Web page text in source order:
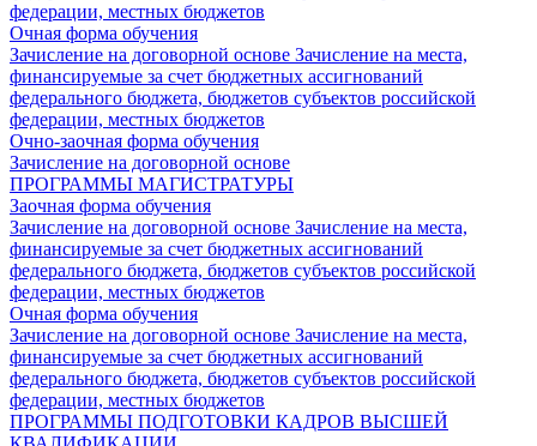
федерации, местных бюджетов
Очная форма обучения
Зачисление на договорной основе Зачисление на места,
финансируемые за счет бюджетных ассигнований
федерального бюджета, бюджетов субъектов российской
федерации, местных бюджетов
Очно-заочная форма обучения
Зачисление на договорной основе
ПРОГРАММЫ МАГИСТРАТУРЫ
Заочная форма обучения
Зачисление на договорной основе Зачисление на места,
финансируемые за счет бюджетных ассигнований
федерального бюджета, бюджетов субъектов российской
федерации, местных бюджетов
Очная форма обучения
Зачисление на договорной основе Зачисление на места,
финансируемые за счет бюджетных ассигнований
федерального бюджета, бюджетов субъектов российской
федерации, местных бюджетов
ПРОГРАММЫ ПОДГОТОВКИ КАДРОВ ВЫСШЕЙ